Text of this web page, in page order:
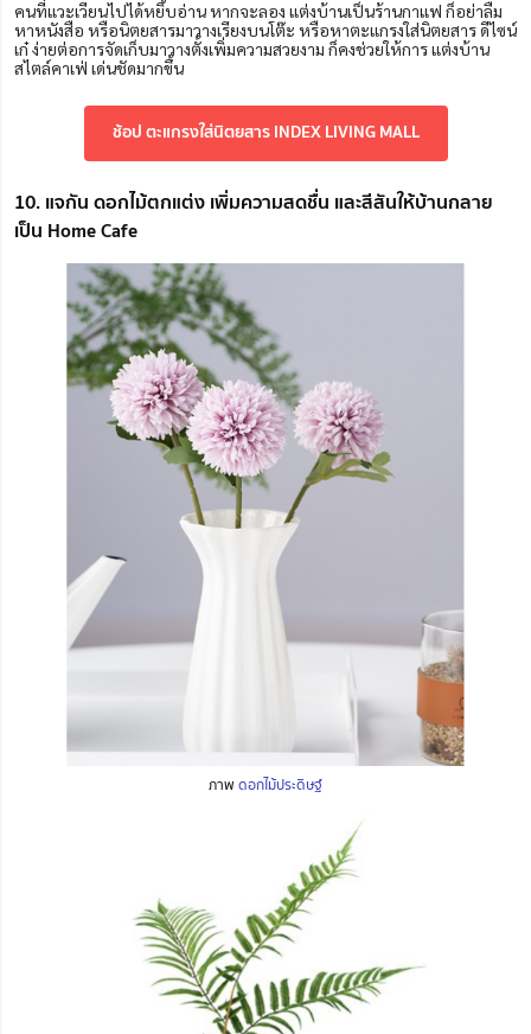
คนที่แวะเวียนไปได้หยิบอ่าน หากจะลอง แต่งบ้านเป็นร้านกาแฟ ก็อย่าลืม
หาหนังสือ หรือนิตยสารมาวางเรียงบนโต๊ะ หรือหาตะแกรงใส่นิตยสาร ดีไซน์
เก๋ ง่ายต่อการจัดเก็บมาวางตั้งเพิ่มความสวยงาม ก็คงช่วยให้การ แต่งบ้าน
สไตล์คาเฟ่ เด่นชัดมากขึ้น
ช้อป ตะแกรงใส่นิตยสาร INDEX LIVING MALL
10. แจกัน ดอกไม้ตกแต่ง เพิ่มความสดชื่น และสีสันให้บ้านกลาย
เป็น Home Cafe
ภาพ ดอกไม้ประดิษฐ์